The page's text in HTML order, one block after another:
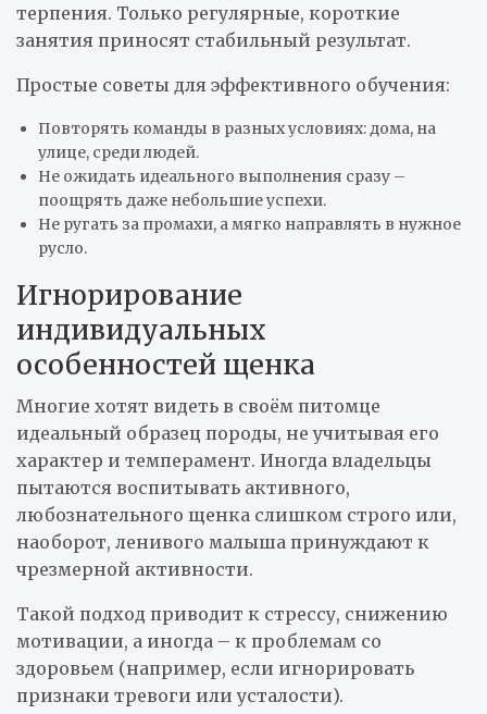
терпения. Только регулярные, короткие
занятия приносят стабильный результат.
Простые советы для эффективного обучения:
Повторять команды в разных условиях: дома, на
улице, среди людей.
Не ожидать идеального выполнения сразу –
поощрять даже небольшие успехи.
Не ругать за промахи, а мягко направлять в нужное
русло.
Игнорирование
индивидуальных
особенностей щенка
Многие хотят видеть в своём питомце
идеальный образец породы, не учитывая его
характер и темперамент. Иногда владельцы
пытаются воспитывать активного,
любознательного щенка слишком строго или,
наоборот, ленивого малыша принуждают к
чрезмерной активности.
Такой подход приводит к стрессу, снижению
мотивации, а иногда – к проблемам со
здоровьем (например, если игнорировать
признаки тревоги или усталости).